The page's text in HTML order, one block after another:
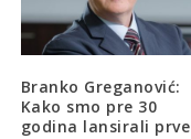
Branko Greganović:
Kako smo pre 30
godina lansirali prve